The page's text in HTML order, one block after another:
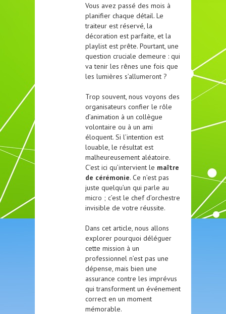
Vous avez passé des mois à
planifier chaque détail. Le
traiteur est réservé, la
décoration est parfaite, et la
playlist est prête. Pourtant, une
question cruciale demeure : qui
va tenir les rênes une fois que
les lumières s’allumeront ?
Trop souvent, nous voyons des
organisateurs confier le rôle
d’animation à un collègue
volontaire ou à un ami
éloquent. Si l’intention est
louable, le résultat est
malheureusement aléatoire.
C’est ici qu’intervient le maître
de cérémonie. Ce n’est pas
juste quelqu’un qui parle au
micro ; c’est le chef d’orchestre
invisible de votre réussite.
Dans cet article, nous allons
explorer pourquoi déléguer
cette mission à un
professionnel n’est pas une
dépense, mais bien une
assurance contre les imprévus
qui transforment un événement
correct en un moment
mémorable.